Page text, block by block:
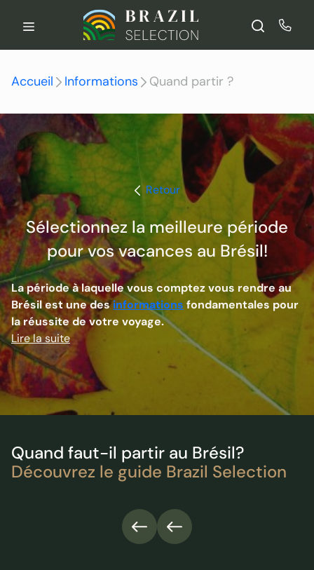
Retour
Sélectionnez la meilleure période
pour vos vacances au Brésil!
La période à laquelle vous comptez vous rendre au
Brésil est une desinformations fondamentales pour
la réussite de votre voyage.
Quand faut-il partir au Brésil?
Découvrez le guide Brazil Selection
Accueil Informations Quand partir ?